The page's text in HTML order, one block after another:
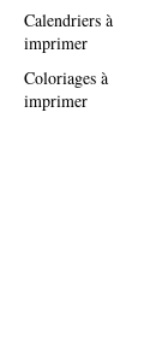
Calendriers à
imprimer
Coloriages à
imprimer